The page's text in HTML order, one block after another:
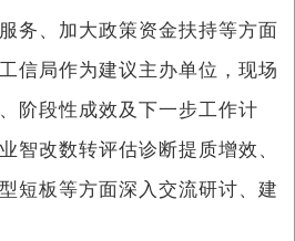
务、加大政策资金扶持等方面
信局作为建议主办单位，现场
阶段性成效及下一步工作计
智改数转评估诊断提质增效、
短板等方面深入交流研讨、建